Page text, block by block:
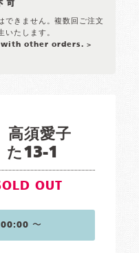
できません。複数回ご注文
いたします。
other orders. >
高須愛子
13-1
OUT
〜